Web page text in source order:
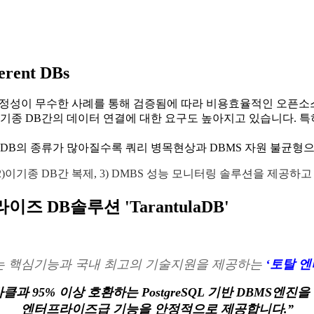
DBs
성이 무수한 사례를 통해 검증됨에 따라 비용효율적인 오픈
종 DB간의 데이터 연결에 대한 요구도 높아지고 있습니다.
의 종류가 많아질수록 쿼리 병목현상과 DBMS 자원 불균형
기종 DB간 복제, 3) DMBS 성능 모니터링 솔루션을 제공하
이즈 DB솔루션 'TarantulaDB'
핵심기능과 국내 최고의 기술지원을 제공하는 ‘토탈
클과 95% 이상 호환하는 PostgreSQL 기반 DBMS엔진
엔터프라이즈급 기능을 안정적으로 제공합니다.”